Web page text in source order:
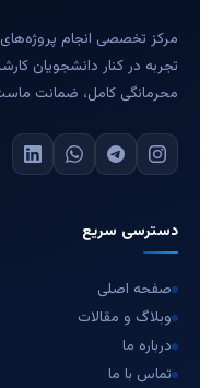
مرکز تخصصی انجام پروژه‌های
تجربه در کنار دانشجویان
محرمانگی کامل، ضمانت
دسترسی سریع
صفحه اصلی
وبلاگ و مقالات
درباره ما
تماس با ما